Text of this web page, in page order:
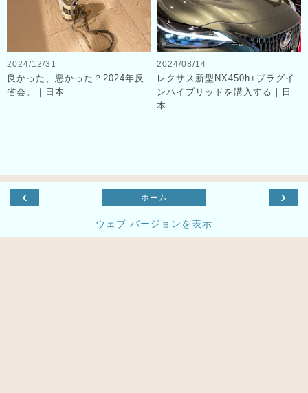
2024/12/31
良かった、悪かった？2024年反
省会。｜日本
2024/08/14
レクサス新型NX450h+プラグイ
ンハイブリッドを購入する｜日
本
‹ ›
ホーム
ウェブ バージョンを表示